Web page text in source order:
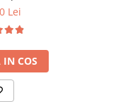
Lei
COS